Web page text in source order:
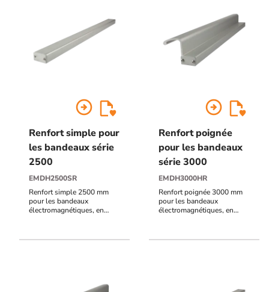
arrow_circle_right
Renfort simple pour
les bandeaux série
2500
EMDH2500SR
Renfort simple 2500 mm
pour les bandeaux
électromagnétiques, en
arrow_circle_right
Renfort poignée
pour les bandeaux
série 3000
EMDH3000HR
Renfort poignée 3000 mm
pour les bandeaux
électromagnétiques, en